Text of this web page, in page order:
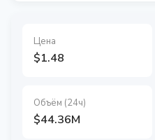
Цена
$1.48
Объём (24ч)
$44.36M